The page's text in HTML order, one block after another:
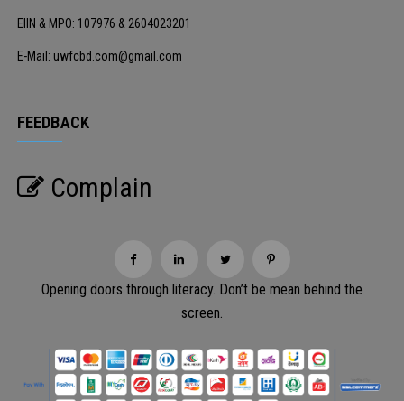
EIIN & MPO: 107976 & 2604023201
E-Mail: uwfcbd.com@gmail.com
FEEDBACK
Complain
Opening doors through literacy. Don’t be mean behind the
screen.